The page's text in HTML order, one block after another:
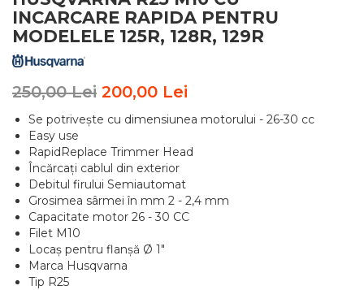
INCARCARE RAPIDA PENTRU
MODELELE 125R, 128R, 129R
250,00 Lei 200,00 Lei
Se potrivește cu dimensiunea motorului - 26-30 cc
Easy use
RapidReplace Trimmer Head
Încărcați cablul din exterior
Debitul firului Semiautomat
Grosimea sârmei în mm 2 - 2,4 mm
Capacitate motor 26 - 30 CC
Filet M10
Locaș pentru flanșă Ø 1"
Marca Husqvarna
Tip R25